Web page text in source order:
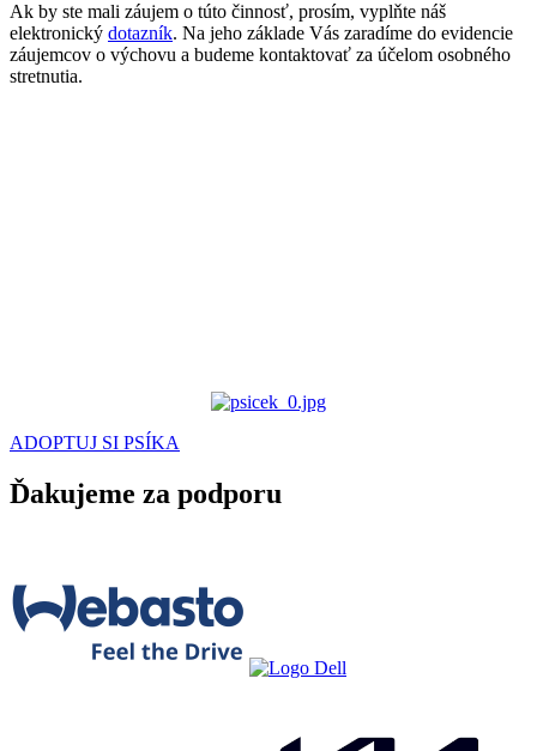
Ak by ste mali záujem o túto činnosť, prosím, vyplňte náš
elektronický dotazník. Na jeho základe Vás zaradíme do evidencie
záujemcov o výchovu a budeme kontaktovať za účelom osobného
stretnutia.
ADOPTUJ SI PSÍKA
Ďakujeme za podporu